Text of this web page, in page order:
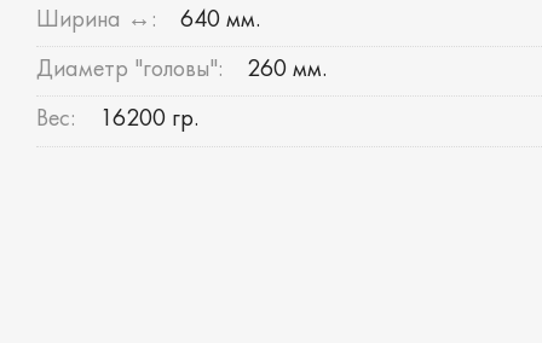
Ширина ↔: 640 мм.
Диаметр "головы": 260 мм.
Вес: 16200 гр.